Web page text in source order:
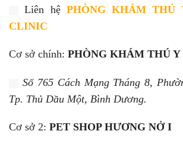
Liên hệ PHÒNG KHÁM THÚ
CLINIC
Cơ sở chính: PHÒNG KHÁM THÚ Y
Số 765 Cách Mạng Tháng 8,
Tp. Thủ Dầu Một, Bình Dương.
Cơ sở 2: PET SHOP HƯƠNG NỞ I